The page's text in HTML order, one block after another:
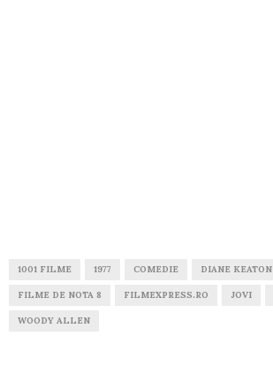
1001 FILME 1977 COMEDIE DIANE KEATON
FILME DE NOTA 8 FILMEXPRESS.RO JOVI
WOODY ALLEN